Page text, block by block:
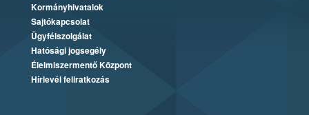
Kormányhivatalok
Sajtókapcsolat
Ügyfélszolgálat
Hatósági jogsegély
Élelmiszermentő Központ
Hírlevél feliratkozás